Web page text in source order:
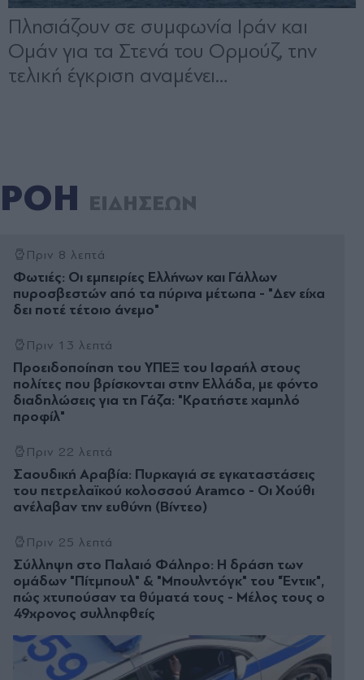
ΡΟΗ ΕΙΔΗΣΕΩΝ
Πριν 8 λεπτά
Φωτιές: Οι εμπειρίες Ελλήνων και Γάλλων
πυροσβεστών από τα πύρινα μέτωπα - "Δεν είχα
δει ποτέ τέτοιο άνεμο"
Πριν 13 λεπτά
Προειδοποίηση του ΥΠΕΞ του Ισραήλ στους
πολίτες που βρίσκονται στην Ελλάδα, με φόντο
διαδηλώσεις για τη Γάζα: "Κρατήστε χαμηλό
προφίλ"
Πριν 22 λεπτά
Σαουδική Αραβία: Πυρκαγιά σε εγκαταστάσεις
του πετρελαϊκού κολοσσού Aramco - Οι Χούθι
ανέλαβαν την ευθύνη (Βίντεο)
Πριν 25 λεπτά
Σύλληψη στο Παλαιό Φάληρο: Η δράση των
ομάδων "Πίτμπουλ" & "Μπουλντόγκ" του "Έντικ",
πώς χτυπούσαν τα θύματά τους - Μέλος τους ο
49χρονος συλληφθείς